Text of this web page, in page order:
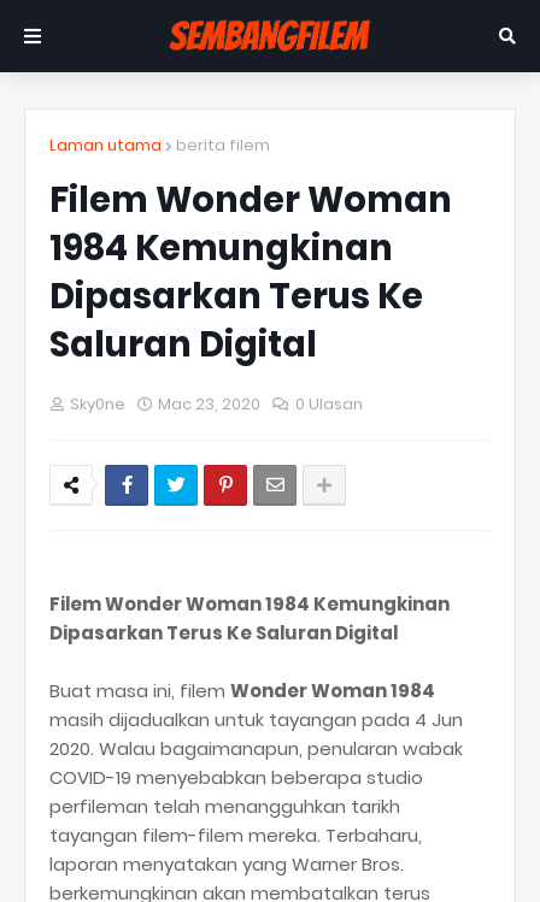
Laman utama berita filem
Filem Wonder Woman
1984 Kemungkinan
Dipasarkan Terus Ke
Saluran Digital
Sky0ne Mac 23, 2020 0 Ulasan
Filem Wonder Woman 1984 Kemungkinan
Dipasarkan Terus Ke Saluran Digital
Buat masa ini, filem Wonder Woman 1984
masih dijadualkan untuk tayangan pada 4 Jun
2020. Walau bagaimanapun, penularan wabak
COVID-19 menyebabkan beberapa studio
perfileman telah menangguhkan tarikh
tayangan filem-filem mereka. Terbaharu,
laporan menyatakan yang Warner Bros.
berkemungkinan akan membatalkan terus